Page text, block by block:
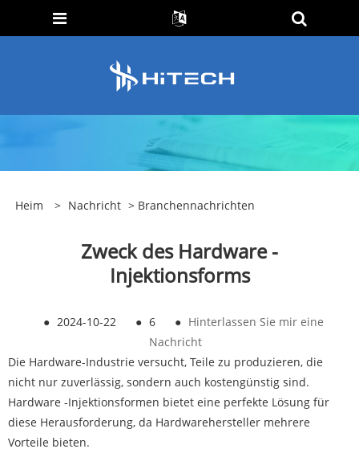
Heim > Nachricht > Branchennachrichten
Zweck des Hardware -
Injektionsforms
● 2024-10-22 ● 6 ● Hinterlassen Sie mir eine
Nachricht
Die Hardware-Industrie versucht, Teile zu produzieren, die
nicht nur zuverlässig, sondern auch kostengünstig sind.
Hardware -Injektionsformen bietet eine perfekte Lösung für
diese Herausforderung, da Hardwarehersteller mehrere
Vorteile bieten.